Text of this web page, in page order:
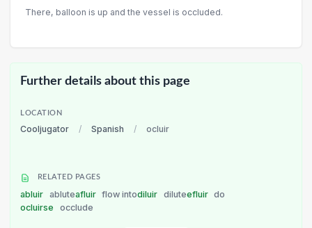
There, balloon is up and the vessel is occluded.
Further details about this page
LOCATION
Cooljugator / Spanish / ocluir
RELATED PAGES
abluir abluteafluir flow intodiluir diluteefluir do
ocluirse
occlude